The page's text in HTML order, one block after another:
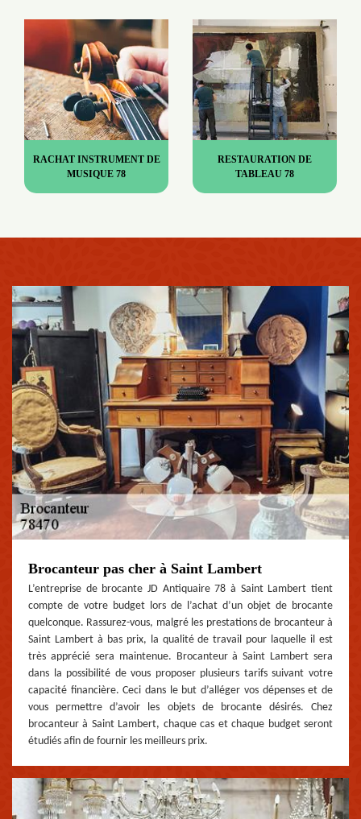
RACHAT INSTRUMENT DE
MUSIQUE 78
RESTAURATION DE
TABLEAU 78
Brocanteur pas cher à Saint Lambert
L’entreprise de brocante JD Antiquaire 78 à Saint Lambert tient
compte de votre budget lors de l’achat d’un objet de brocante
quelconque. Rassurez-vous, malgré les prestations de brocanteur à
Saint Lambert à bas prix, la qualité de travail pour laquelle il est
très apprécié sera maintenue. Brocanteur à Saint Lambert sera
dans la possibilité de vous proposer plusieurs tarifs suivant votre
capacité financière. Ceci dans le but d’alléger vos dépenses et de
vous permettre d’avoir les objets de brocante désirés. Chez
brocanteur à Saint Lambert, chaque cas et chaque budget seront
étudiés afin de fournir les meilleurs prix.